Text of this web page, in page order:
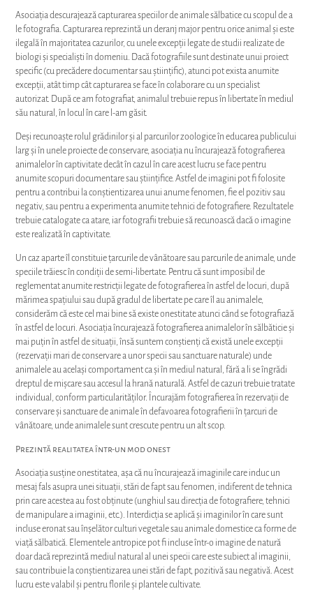
Asociația descurajează capturarea speciilor de animale sălbatice cu scopul de a
le fotografia. Capturarea reprezintă un deranj major pentru orice animal și este
ilegală în majoritatea cazurilor, cu unele excepții legate de studii realizate de
biologi și specialiști în domeniu. Dacă fotografiile sunt destinate unui proiect
specific (cu precădere documentar sau științific), atunci pot exista anumite
excepții, atât timp cât capturarea se face în colaborare cu un specialist
autorizat. După ce am fotografiat, animalul trebuie repus în libertate în mediul
său natural, în locul în care l-am găsit.
Deși recunoaște rolul grădinilor și al parcurilor zoologice în educarea publicului
larg și în unele proiecte de conservare, asociația nu încurajează fotografierea
animalelor în captivitate decât în cazul în care acest lucru se face pentru
anumite scopuri documentare sau științifice. Astfel de imagini pot fi folosite
pentru a contribui la conștientizarea unui anume fenomen, fie el pozitiv sau
negativ, sau pentru a experimenta anumite tehnici de fotografiere. Rezultatele
trebuie catalogate ca atare, iar fotografii trebuie să recunoască dacă o imagine
este realizată în captivitate.
Un caz aparte îl constituie țarcurile de vânătoare sau parcurile de animale, unde
speciile trăiesc în condiții de semi-libertate. Pentru că sunt imposibil de
reglementat anumite restricții legate de fotografierea în astfel de locuri, după
mărimea spațiului sau după gradul de libertate pe care îl au animalele,
considerăm că este cel mai bine să existe onestitate atunci când se fotografiază
în astfel de locuri. Asociația încurajează fotografierea animalelor în sălbăticie și
mai puțin în astfel de situații, însă suntem conștienți că există unele excepții
(rezervații mari de conservare a unor specii sau sanctuare naturale) unde
animalele au același comportament ca și în mediul natural, fără a li se îngrădi
dreptul de mișcare sau accesul la hrană naturală. Astfel de cazuri trebuie tratate
individual, conform particularităților. Încurajăm fotografierea în rezervații de
conservare și sanctuare de animale în defavoarea fotografierii în țarcuri de
vânătoare, unde animalele sunt crescute pentru un alt scop.
Prezintă realitatea într-un mod onest
Asociația susține onestitatea, așa că nu încurajează imaginile care induc un
mesaj fals asupra unei situații, stări de fapt sau fenomen, indiferent de tehnica
prin care acestea au fost obținute (unghiul sau direcția de fotografiere, tehnici
de manipulare a imaginii, etc.). Interdicția se aplică și imaginilor în care sunt
incluse eronat sau înșelător culturi vegetale sau animale domestice ca forme de
viață sălbatică. Elementele antropice pot fi incluse într-o imagine de natură
doar dacă reprezintă mediul natural al unei specii care este subiect al imaginii,
sau contribuie la conștientizarea unei stări de fapt, pozitivă sau negativă. Acest
lucru este valabil și pentru florile și plantele cultivate.